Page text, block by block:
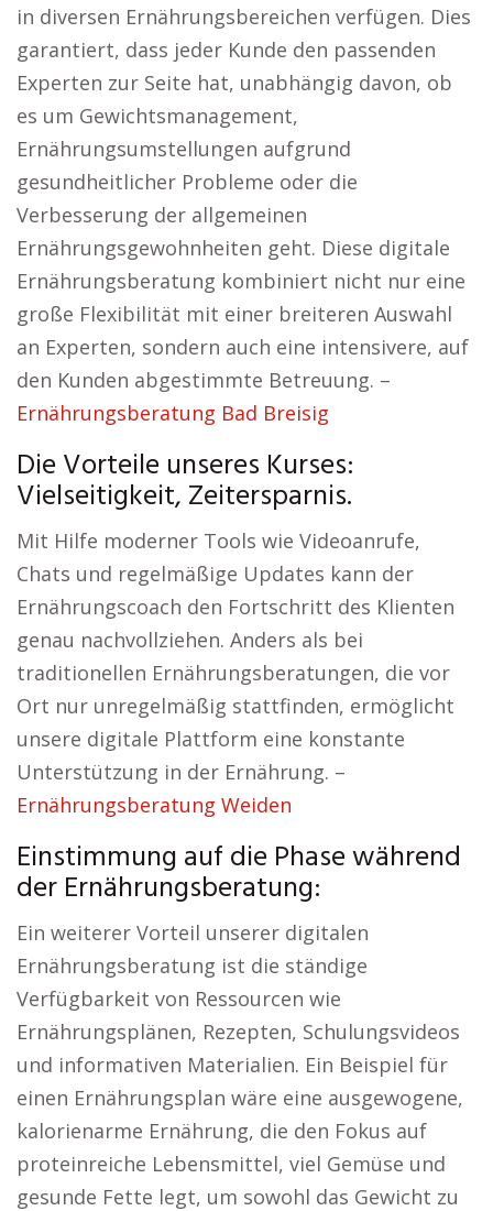
in diversen Ernährungsbereichen verfügen. Dies
garantiert, dass jeder Kunde den passenden
Experten zur Seite hat, unabhängig davon, ob
es um Gewichtsmanagement,
Ernährungsumstellungen aufgrund
gesundheitlicher Probleme oder die
Verbesserung der allgemeinen
Ernährungsgewohnheiten geht. Diese digitale
Ernährungsberatung kombiniert nicht nur eine
große Flexibilität mit einer breiteren Auswahl
an Experten, sondern auch eine intensivere, auf
den Kunden abgestimmte Betreuung. –
Ernährungsberatung Bad Breisig
Die Vorteile unseres Kurses:
Vielseitigkeit, Zeitersparnis.
Mit Hilfe moderner Tools wie Videoanrufe,
Chats und regelmäßige Updates kann der
Ernährungscoach den Fortschritt des Klienten
genau nachvollziehen. Anders als bei
traditionellen Ernährungsberatungen, die vor
Ort nur unregelmäßig stattfinden, ermöglicht
unsere digitale Plattform eine konstante
Unterstützung in der Ernährung. –
Ernährungsberatung Weiden
Einstimmung auf die Phase während
der Ernährungsberatung:
Ein weiterer Vorteil unserer digitalen
Ernährungsberatung ist die ständige
Verfügbarkeit von Ressourcen wie
Ernährungsplänen, Rezepten, Schulungsvideos
und informativen Materialien. Ein Beispiel für
einen Ernährungsplan wäre eine ausgewogene,
kalorienarme Ernährung, die den Fokus auf
proteinreiche Lebensmittel, viel Gemüse und
gesunde Fette legt, um sowohl das Gewicht zu